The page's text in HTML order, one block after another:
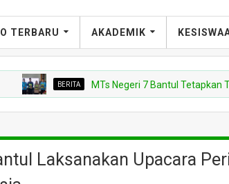
TERBARU AKADEMIK
BERITA MTs Negeri 7 Bantul Tetapkan Tiga
Laksanakan Upacara